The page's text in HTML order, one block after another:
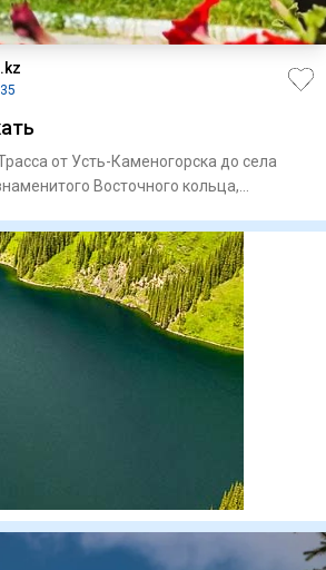
от Усть-Каменогорска до села
Восточного кольца,